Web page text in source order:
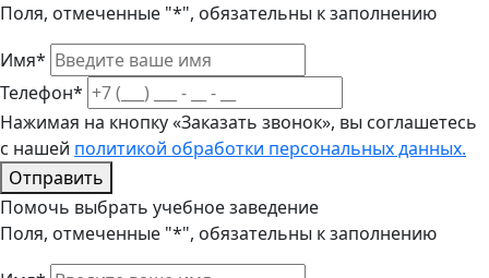
Поля, отмеченные "*", обязательны к заполнению
Имя*
Телефон*
Нажимая на кнопку «Заказать звонок», вы соглашетесь
с нашей политикой обработки персональных данных.
Отправить
Помочь выбрать учебное заведение
Поля, отмеченные "*", обязательны к заполнению